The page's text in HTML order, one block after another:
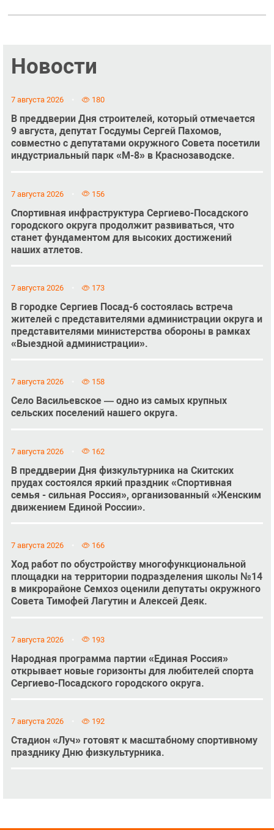
Новости
7 августа 2026 180
В преддверии Дня строителей, который отмечается
9 августа, депутат Госдумы Сергей Пахомов,
совместно с депутатами окружного Совета посетили
индустриальный парк «М-8» в Краснозаводске.
7 августа 2026 156
Спортивная инфраструктура Сергиево-Посадского
городского округа продолжит развиваться, что
станет фундаментом для высоких достижений
наших атлетов.
7 августа 2026 173
В городке Сергиев Посад-6 состоялась встреча
жителей с представителями администрации округа и
представителями министерства обороны в рамках
«Выездной администрации».
7 августа 2026 158
Село Васильевское — одно из самых крупных
сельских поселений нашего округа.
7 августа 2026 162
В преддверии Дня физкультурника на Скитских
прудах состоялся яркий праздник «Спортивная
семья - сильная Россия», организованный «Женским
движением Единой России».
7 августа 2026 166
Ход работ по обустройству многофункциональной
площадки на территории подразделения школы №14
в микрорайоне Семхоз оценили депутаты окружного
Совета Тимофей Лагутин и Алексей Деяк.
7 августа 2026 193
Народная программа партии «Единая Россия»
открывает новые горизонты для любителей спорта
Сергиево-Посадского городского округа.
7 августа 2026 192
Стадион «Луч» готовят к масштабному спортивному
празднику Дню физкультурника.